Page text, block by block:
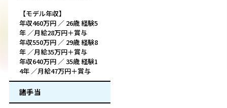
【モデル年収】
年収460万円 ／ 26歳 経験5
年 ／月給28万円＋賞与
年収550万円 ／ 29歳 経験8
年 ／月給35万円＋賞与
年収640万円 ／ 35歳 経験1
4年 ／月給47万円＋賞与
諸手当